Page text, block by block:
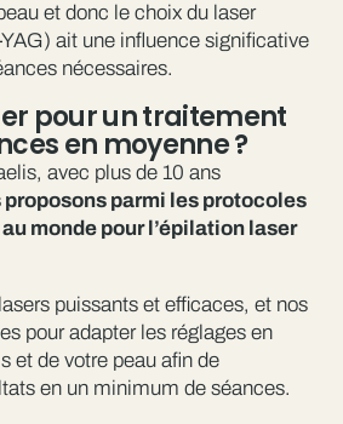
et donc le choix du laser
ait une influence significative
nécessaires.
pour un traitement
en moyenne ?
avec plus de 10 ans
proposons parmi les protocoles
monde pour l’épilation laser
puissants et efficaces, et nos
pour adapter les réglages en
et de votre peau afin de
en un minimum de séances.